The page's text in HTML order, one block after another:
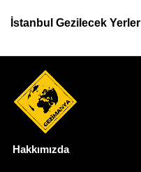
İstanbul Gezilecek Yerler
Hakkımızda